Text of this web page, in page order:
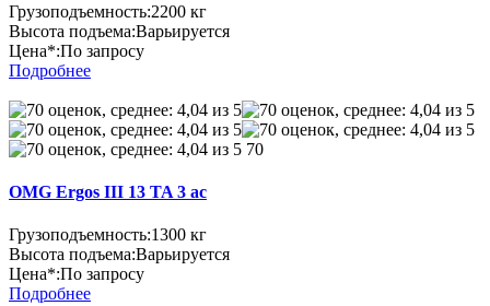
Грузоподъемность:2200 кг
Высота подъема:Варьируется
Цена*:По запросу
Подробнее
70
OMG Ergos III 13 TA 3 ac
Грузоподъемность:1300 кг
Высота подъема:Варьируется
Цена*:По запросу
Подробнее